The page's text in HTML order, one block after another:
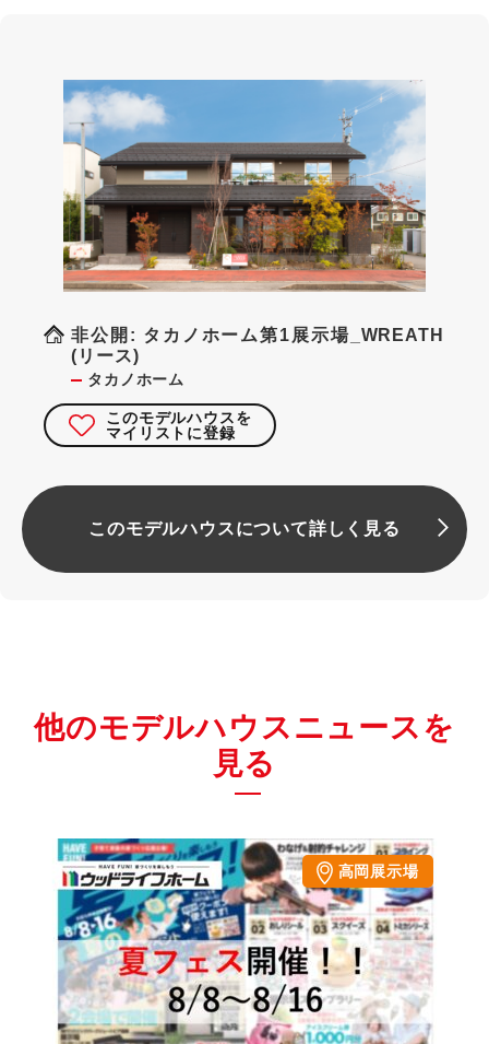
非公開: タカノホーム第1展示場_WREATH
(リース)
タカノホーム
このモデルハウスを
マイリストに登録
このモデルハウスについて詳しく見る
他のモデルハウスニュースを
見る
高岡展示場